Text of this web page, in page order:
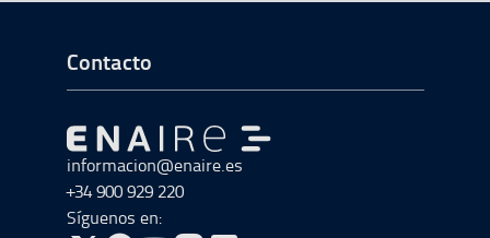
Ir a Inicio del Pie de página
Contacto
Ir a Ir al inicio
informacion@enaire.es
+34 900 929 220
Síguenos en: